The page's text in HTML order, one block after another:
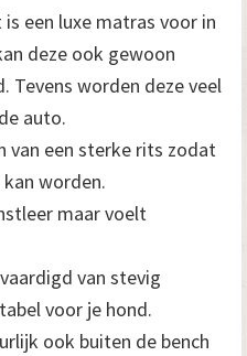
een luxe matras voor in
deze ook gewoon
Tevens worden deze veel
auto.
van een sterke rits zodat
worden.
maar voelt
van stevig
voor je hond.
ook buiten de bench